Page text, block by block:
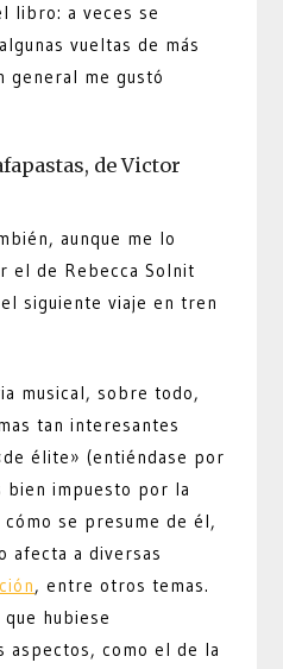
libro: a veces se
vueltas de más
general me gustó
de Victor
aunque me lo
el de Rebecca Solnit
siguiente viaje en tren
musical, sobre todo,
tan interesantes
élite» (entiéndase por
bien impuesto por la
se presume de él,
afecta a diversas
, entre otros temas.
hubiese
aspectos, como el de la